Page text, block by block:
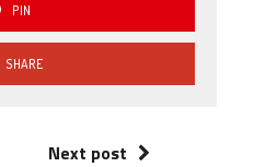
PIN
SHARE
Next post